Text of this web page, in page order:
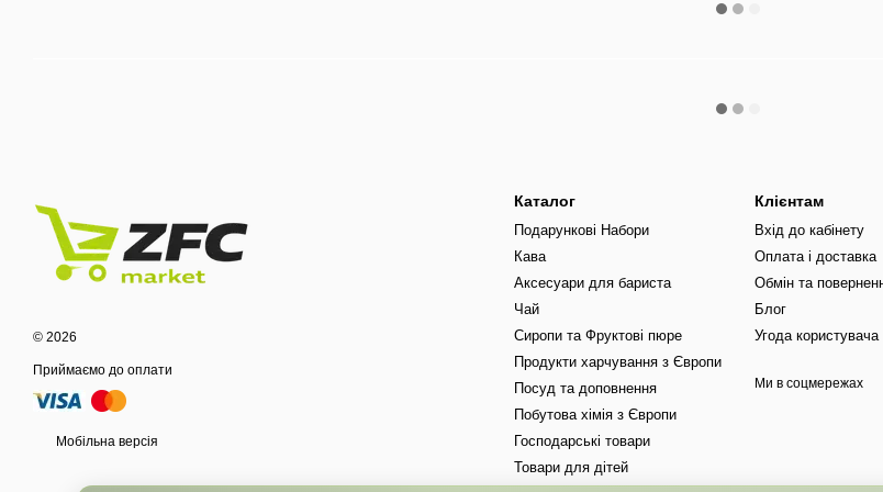
© 2026
Приймаємо до оплати
Мобільна версія
Каталог
Подарункові Набори
Кава
Аксесуари для бариста
Чай
Сиропи та Фруктові пюре
Продукти харчування з Європи
Посуд та доповнення
Побутова хімія з Європи
Господарські товари
Товари для дітей
Клієнтам
Вхід до кабінету
Оплата і доставка
Обмін та
Блог
Угода користувача
Ми в соцмережах